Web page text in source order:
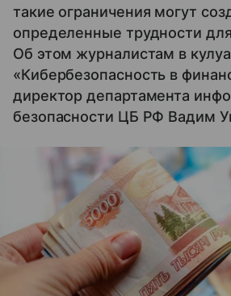
такие ограничения могут
определенные трудности
Об этом журналистам в
«Кибербезопасность в
директор департамента
безопасности ЦБ РФ Вадим